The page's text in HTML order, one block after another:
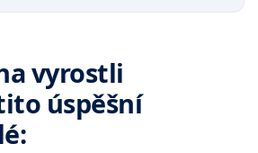
vyrostli
úspěšní